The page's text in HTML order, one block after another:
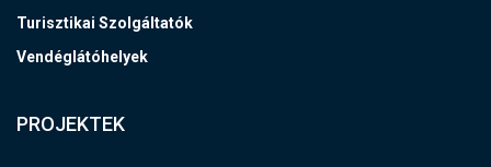
Turisztikai Szolgáltatók
Vendéglátóhelyek
PROJEKTEK